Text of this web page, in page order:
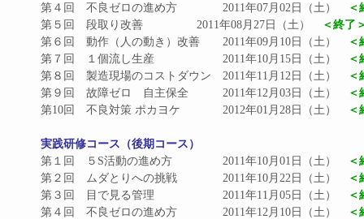
第４回　不良ゼロの進め方		2011年07月02日（土）
＜
第５回　段取り改善			2011年08月27日（土）
＜終了
第６回　動作（人の動き）改善	2011年09月10日（土）
＜
第７回　１個流し生産			2011年10月15日（土）
＜
第８回　製造現場のコストダウン	2011年11月12日（土）
＜
第９回　故障ゼロ　自主保全		2011年12月03日（土）
＜
第10回　不良対策 ポカヨケ		2012年01月28日（土）
＜
実践研修コース（後期コース）
第１回　５S活動の進め方		2011年10月01日（土）
＜
第２回　ムダとりへの挑戦		2011年10月22日（土）
＜
第３回　目で見る管理			2011年11月05日（土）
＜
第４回　不良ゼロの進め方		2011年12月10日（土）
＜